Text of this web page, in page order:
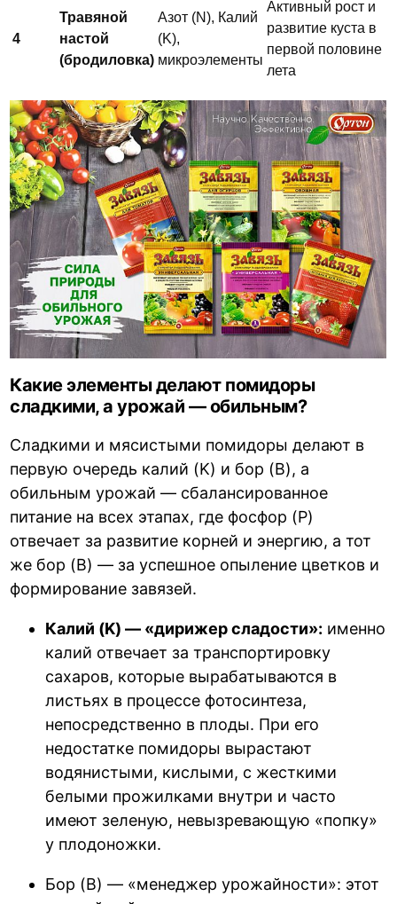
4
Травяной
настой
(бродиловка)
Азот (N), Калий
(K),
микроэлементы
Активный рост и
развитие куста в
первой половине
лета
Какие элементы делают помидоры
сладкими, а урожай — обильным?
Сладкими и мясистыми помидоры делают в
первую очередь калий (K) и бор (B), а
обильным урожай — сбалансированное
питание на всех этапах, где фосфор (P)
отвечает за развитие корней и энергию, а тот
же бор (B) — за успешное опыление цветков и
формирование завязей.
Калий (K) — «дирижер сладости»: именно
калий отвечает за транспортировку
сахаров, которые вырабатываются в
листьях в процессе фотосинтеза,
непосредственно в плоды. При его
недостатке помидоры вырастают
водянистыми, кислыми, с жесткими
белыми прожилками внутри и часто
имеют зеленую, невызревающую «попку»
у плодоножки.
Бор (B) — «менеджер урожайности»: этот